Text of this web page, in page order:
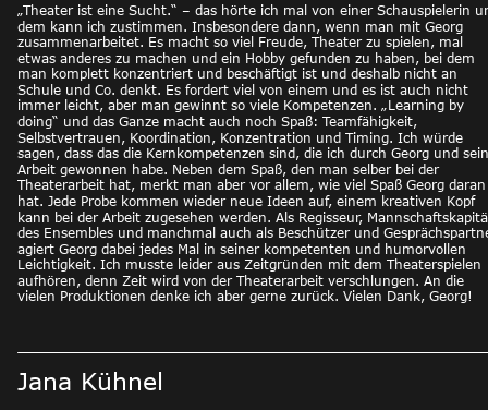
„Theater ist eine Sucht.“ – das hörte ich mal von einer Schauspielerin
dem kann ich zustimmen. Insbesondere dann, wenn man mit Georg
zusammenarbeitet. Es macht so viel Freude, Theater zu spielen, mal
etwas anderes zu machen und ein Hobby gefunden zu haben, bei dem
man komplett konzentriert und beschäftigt ist und deshalb nicht an
Schule und Co. denkt. Es fordert viel von einem und es ist auch nicht
immer leicht, aber man gewinnt so viele Kompetenzen. „Learning by
doing“ und das Ganze macht auch noch Spaß: Teamfähigkeit,
Selbstvertrauen, Koordination, Konzentration und Timing. Ich würde
sagen, dass das die Kernkompetenzen sind, die ich durch Georg und
Arbeit gewonnen habe. Neben dem Spaß, den man selber bei der
Theaterarbeit hat, merkt man aber vor allem, wie viel Spaß Georg
hat. Jede Probe kommen wieder neue Ideen auf, einem kreativen Kopf
kann bei der Arbeit zugesehen werden. Als Regisseur,
des Ensembles und manchmal auch als Beschützer und
agiert Georg dabei jedes Mal in seiner kompetenten und humorvollen
Leichtigkeit. Ich musste leider aus Zeitgründen mit dem Theaterspielen
aufhören, denn Zeit wird von der Theaterarbeit verschlungen. An die
vielen Produktionen denke ich aber gerne zurück. Vielen Dank, Georg!
Jana Kühnel